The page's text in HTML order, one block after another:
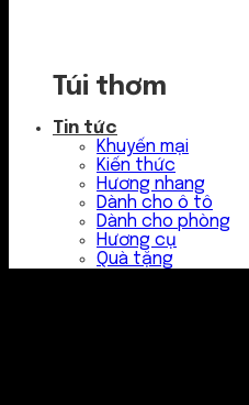
Túi thơm
Tin tức
Khuyến mại
Kiến thức
Hương nhang
Dành cho ô tô
Dành cho phòng
Hương cụ
Quà tặng